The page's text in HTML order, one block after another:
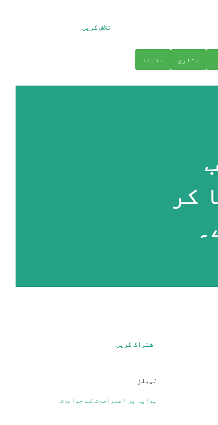
تلاش کریں
متفرق عقائد
کر
اشتراک کریں
لیبلز
ہدایہ پر اعتراضات کے جوابات